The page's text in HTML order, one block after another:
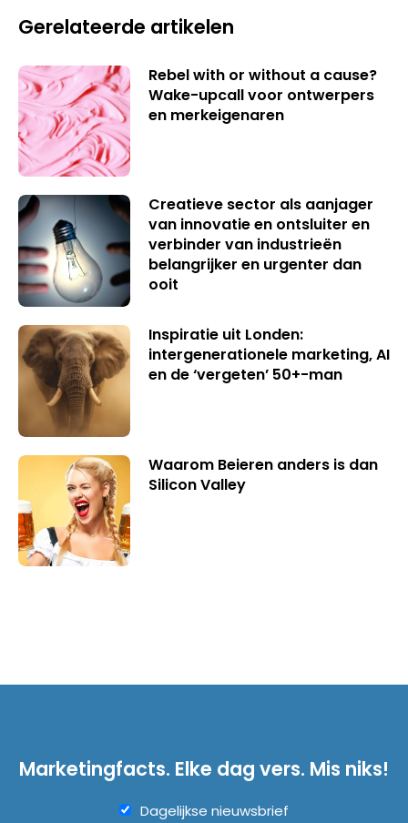
Gerelateerde artikelen
Rebel with or without a cause?
Wake-upcall voor ontwerpers
en merkeigenaren
Creatieve sector als aanjager
van innovatie en ontsluiter en
verbinder van industrieën
belangrijker en urgenter dan
ooit
Inspiratie uit Londen:
intergenerationele marketing, AI
en de ‘vergeten’ 50+-man
Waarom Beieren anders is dan
Silicon Valley
Marketingfacts. Elke dag vers. Mis niks!
Dagelijkse nieuwsbrief